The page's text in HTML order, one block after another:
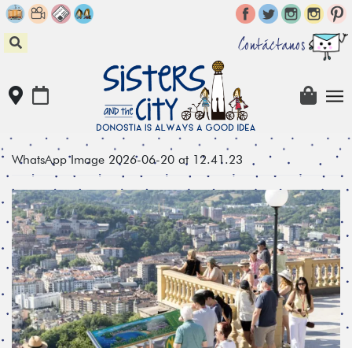
Skip
to
content
Contáctanos
WhatsApp Image 2026-06-20 at 12.41.23